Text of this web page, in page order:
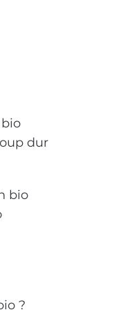
dur
bio
?